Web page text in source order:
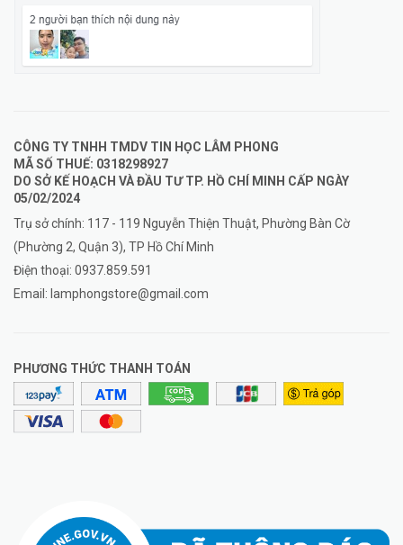
CÔNG TY TNHH TMDV TIN HỌC LÂM PHONG
MÃ SỐ THUẾ: 0318298927
DO SỞ KẾ HOẠCH VÀ ĐẦU TƯ TP. HỒ CHÍ MINH CẤP NGÀY
05/02/2024
Trụ sở chính: 117 - 119 Nguyễn Thiện Thuật, Phường Bàn Cờ
(Phường 2, Quận 3), TP Hồ Chí Minh
Điện thoại: 0937.859.591
Email: lamphongstore@gmail.com
PHƯƠNG THỨC THANH TOÁN